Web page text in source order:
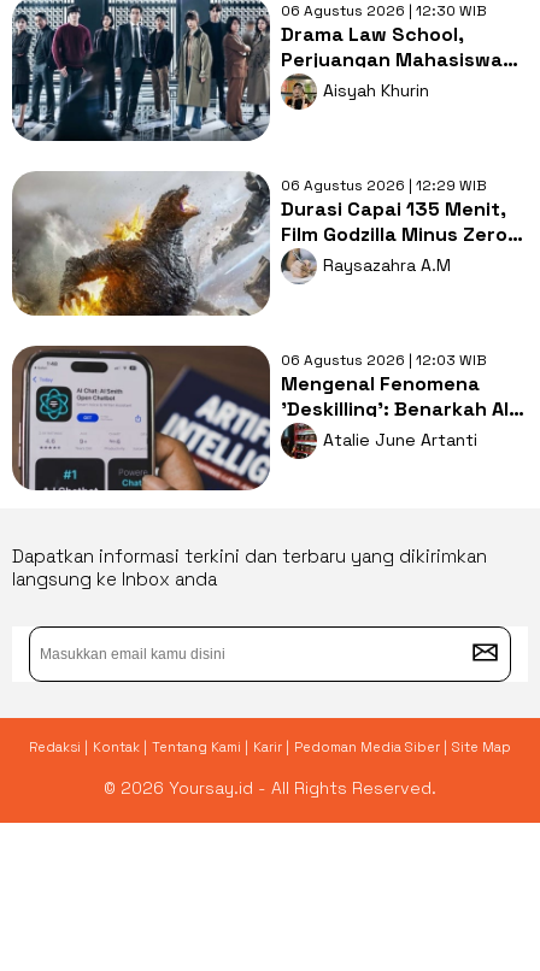
06 Agustus 2026 | 12:30 WIB
Drama Law School,
Perjuangan Mahasiswa
Hukum Membongkar
Misteri Pembunuhan
Aisyah Khurin
06 Agustus 2026 | 12:29 WIB
Durasi Capai 135 Menit,
Film Godzilla Minus Zero
Pecahkan Rekor
Franchise
Raysazahra A.M
06 Agustus 2026 | 12:03 WIB
Mengenal Fenomena
'Deskilling': Benarkah AI
Perlahan Menurunkan
Keterampilan Berpikir
Atalie June Artanti
Dapatkan informasi terkini dan terbaru yang dikirimkan
langsung ke Inbox anda
Redaksi | Kontak | Tentang Kami | Karir | Pedoman Media Siber | Site Map
© 2026 Yoursay.id - All Rights Reserved.